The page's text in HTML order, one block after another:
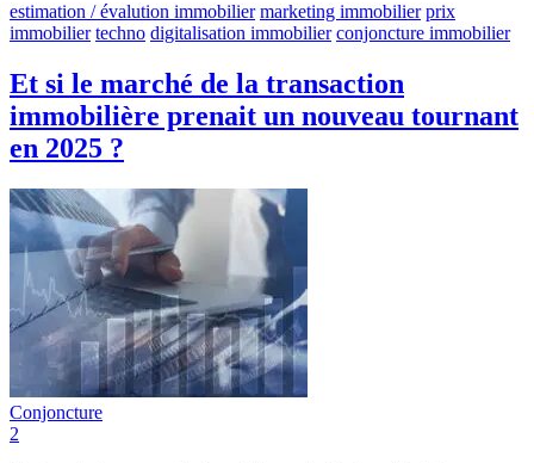
estimation / évalution immobilier marketing immobilier prix
immobilier techno digitalisation immobilier conjoncture immobilier
Et si le marché de la transaction
immobilière prenait un nouveau tournant
en 2025 ?
Conjoncture
2